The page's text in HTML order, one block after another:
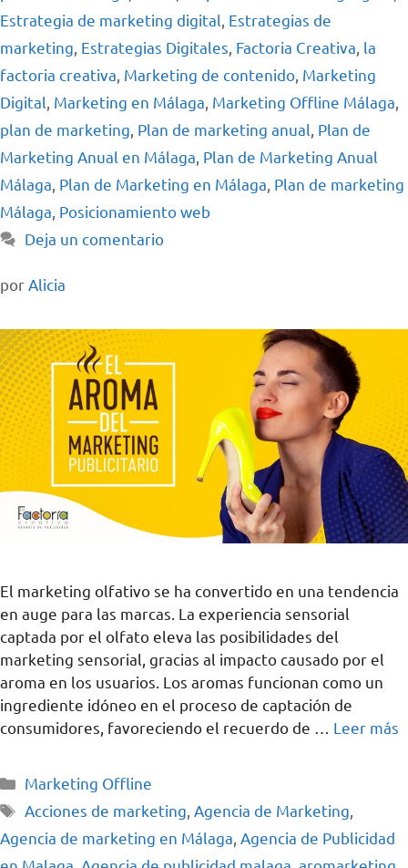
Estrategia de marketing digital Estrategias de
marketing Estrategias Digitales Factoria Creativa la
factoria creativa Marketing de contenido Marketing
Digital Marketing en Málaga Marketing Offline Málaga
plan de marketing Plan de marketing anual Plan de
Marketing Anual en Málaga Plan de Marketing Anual
Málaga Plan de Marketing en Málaga Plan de marketing
Málaga Posicionamiento web
Deja un comentario
por Alicia
El marketing olfativo se ha convertido en una tendencia
en auge para las marcas. La experiencia sensorial
captada por el olfato eleva las posibilidades del
marketing sensorial, gracias al impacto causado por el
aroma en los usuarios. Los aromas funcionan como un
ingrediente idóneo en el proceso de captación de
consumidores, favoreciendo el recuerdo de … Leer más
Marketing Offline
Acciones de marketing,Agencia de Marketing,
Agencia de marketing en Málaga, Agencia de Publicidad